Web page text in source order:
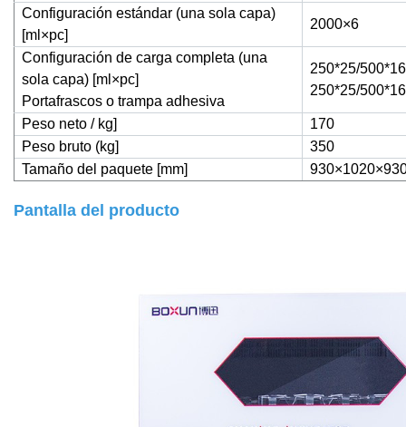
Configuración estándar (una sola capa)
[ml×pc]
2000×6
Configuración de carga completa (una
sola capa) [ml×pc]
Portafrascos o trampa adhesiva
250*25/
250*25/
Peso neto / kg]
170
Peso bruto (kg]
350
Tamaño del paquete [mm]
Pantalla del producto